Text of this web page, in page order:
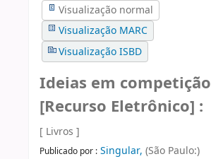
Visualização normal
Visualização MARC
Visualização ISBD
Ideias em competição
[Recurso Eletrônico] :
[ Livros ]
Publicado por : Singular, (São Paulo:)